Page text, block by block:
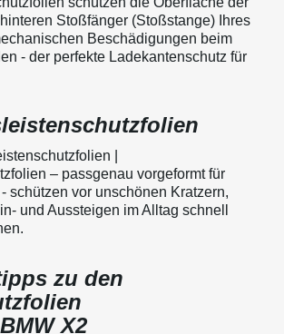
Stoßfänger (Stoßstange) Ihres
Beschädigungen beim
- der perfekte Ladekantenschutz für
|
– passgenau vorgeformt für
- schützen vor unschönen Kratzern,
und Aussteigen im Alltag schnell
zu den
X2